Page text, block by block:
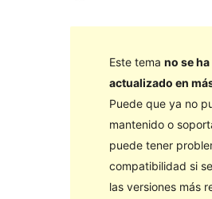
Este tema no se ha
actualizado en
Puede que ya no
mantenido o
puede tener
compatibilidad si
las versiones más